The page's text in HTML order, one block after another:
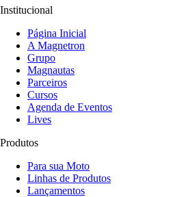
Institucional
Página Inicial
A Magnetron
Grupo
Magnautas
Parceiros
Cursos
Agenda de Eventos
Lives
Produtos
Para sua Moto
Linhas de Produtos
Lançamentos